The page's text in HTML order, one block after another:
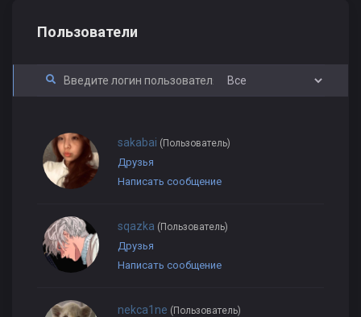
Пользователи
sakabаi (Пользователь)
Друзья
Написать сообщение
sqazka (Пользователь)
Друзья
Написать сообщение
nekca1ne (Пользователь)